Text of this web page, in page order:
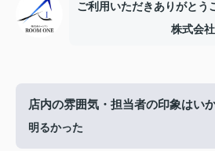
ご利用いただきありがとう
株式会
店内の雰囲気・担当者の印象はい
明るかった